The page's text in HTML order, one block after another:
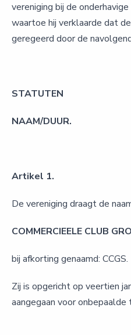
vereniging bij de
waartoe hij verklaarde dat
geregeerd door de
STATUTEN
NAAM/DUUR.
Artikel 1.
De vereniging draagt de
COMMERCIEELE CLUB
bij afkorting genaamd: CCGS.
Zij is opgericht op veertien
aangegaan voor onbepaalde